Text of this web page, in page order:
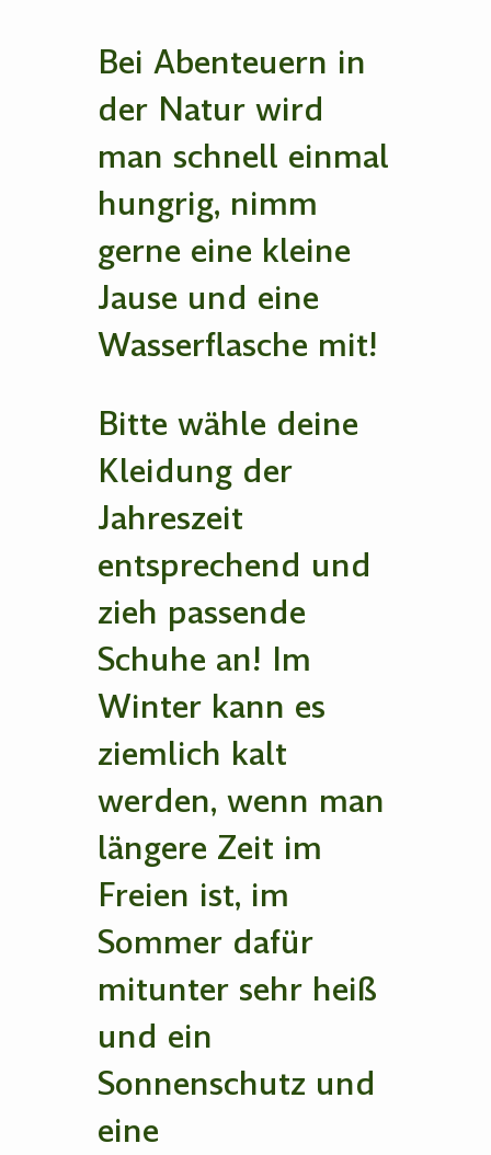
Bei Abenteuern in
der Natur wird
man schnell einmal
hungrig, nimm
gerne eine kleine
Jause und eine
Wasserflasche mit!
Bitte wähle deine
Kleidung der
Jahreszeit
entsprechend und
zieh passende
Schuhe an! Im
Winter kann es
ziemlich kalt
werden, wenn man
längere Zeit im
Freien ist, im
Sommer dafür
mitunter sehr heiß
und ein
Sonnenschutz und
eine